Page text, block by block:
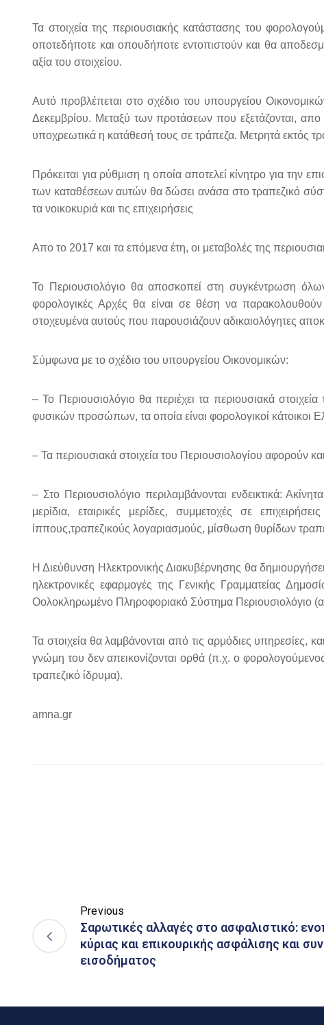
Τα στοιχεία της περιουσιακής κατάστασης του
οποτεδήποτε και οπουδήποτε εντοπιστούν και θα
αξία του στοιχείου.
Αυτό προβλέπεται στο σχέδιο του υπουργείου
Δεκεμβρίου. Μεταξύ των προτάσεων που εξετάζονται,
υποχρεωτικά η κατάθεσή τους σε τράπεζα. Μετρητά εκτός
Πρόκειται για ρύθμιση η οποία αποτελεί κίνητρο για την
των καταθέσεων αυτών θα δώσει ανάσα στο τραπεζικό
τα νοικοκυριά και τις επιχειρήσεις
Απο το 2017 και τα επόμενα έτη, οι μεταβολές της
Το Περιουσιολόγιο θα αποσκοπεί στη συγκέντρωση
φορολογικές Αρχές θα είναι σε θέση να
στοχευμένα αυτούς που παρουσιάζουν αδικαιολόγητες
Σύμφωνα με το σχέδιο του υπουργείου Οικονομικών:
– Το Περιουσιολόγιο θα περιέχει τα περιουσιακά
φυσικών προσώπων, τα οποία είναι φορολογικοί κάτοικοι
– Τα περιουσιακά στοιχεία του Περιουσιολογίου αφορούν
– Στο Περιουσιολόγιο περιλαμβάνονται ενδεικτικά:
μερίδια, εταιρικές μερίδες, συμμετοχές σε
ίππους,τραπεζικούς λογαριασμούς, μίσθωση θυρίδων
Η Διεύθυνση Ηλεκτρονικής Διακυβέρνησης θα
ηλεκτρονικές εφαρμογές της Γενικής Γραμματείας
Οολοκληρωμένο Πληροφοριακό Σύστημα Περιουσιολόγιο
Τα στοιχεία θα λαμβάνονται από τις αρμόδιες υπηρεσίες,
γνώμη του δεν απεικονίζονται ορθά (π.χ. ο
τραπεζικό ίδρυμα).
amna.gr
Previous
Σαρωτικές αλλαγές στο ασφαλιστικό:
κύριας και επικουρικής ασφάλισης και
εισοδήματος